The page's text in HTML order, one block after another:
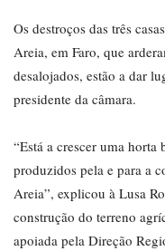
Os destroços das três
Areia, em Faro, que
desalojados, estão a dar
presidente da câmara.
“Está a crescer uma
produzidos pela e para a
Areia”, explicou à Lusa
construção do terreno
apoiada pela Direção